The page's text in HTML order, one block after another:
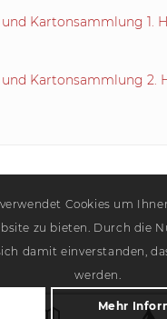
Kartonsammlung 1.
und Kartonsammlung 2.
Cookies um
zu bieten. Durch die
damit einverstanden,
werden.
Mehr